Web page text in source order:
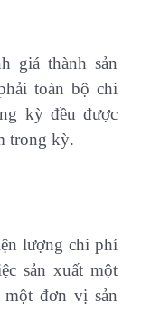
giá thành sản
toàn bộ chi
kỳ đều được
trong kỳ.
lượng chi phí
sản xuất một
đơn vị sản